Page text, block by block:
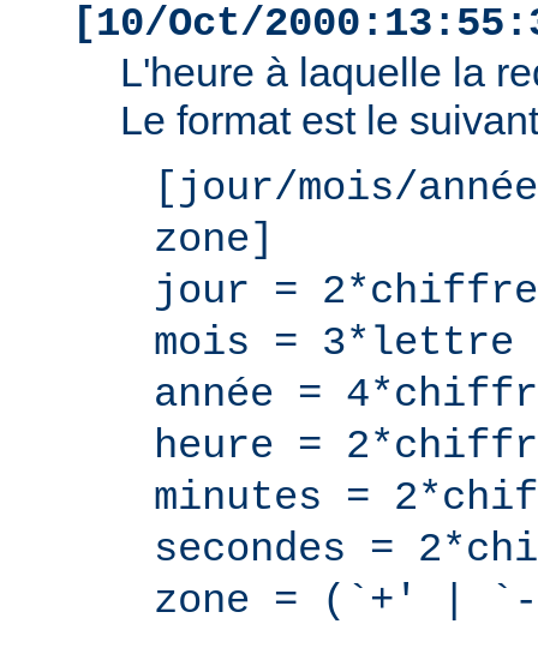
[10/Oct/
L'heure à laquelle la
Le format est le
[jour/mois/
zone]
jour = 2*chiffre
mois = 3*lettre
année =
heure =
minutes =
secondes =
zone = (`+' |